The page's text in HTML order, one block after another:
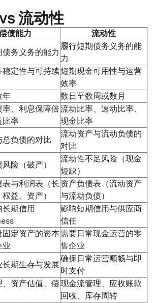
流动性
债能力
流动性
债务义务的能力
履行短期债务义务的能
力
稳定性与可持续短期现金可用性与运营
效率
年
数日至数周或数月
率、利息保障倍
比率
流动比率、速动比率、
现金比率
总负债的对比
流动资产与流动负债的
对比
险（破产）
流动性不足风险（现金
短缺）
表与利润表（长
益、资产）
资产负债表（流动资产
与流动负债）
长期信用
影响短期信用与供应商
信任
固定资产的资本
业
需要日常现金运营的零
售企业
长期生存与发展
确保日常运营顺畅与即
时支付
、资产估值、偿现金流管理、应收账款
回收、库存周转